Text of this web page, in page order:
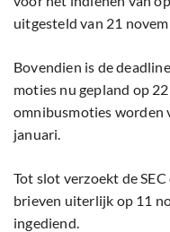
uitgesteld van 21
Bovendien is de
moties nu gepland op
omnibusmoties worden
januari.
Tot slot verzoekt de
brieven uiterlijk op 11
ingediend.